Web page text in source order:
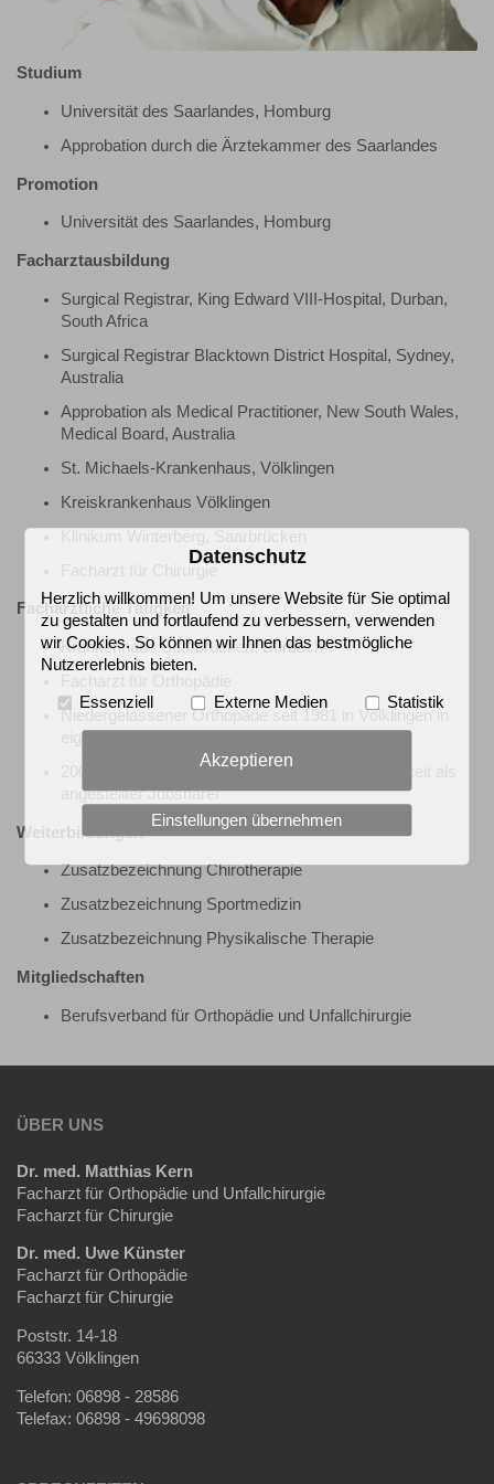
Studium
Universität des Saarlandes, Homburg
Approbation durch die Ärztekammer des Saarlandes
Promotion
Universität des Saarlandes, Homburg
Facharztausbildung
Surgical Registrar, King Edward VIII-Hospital, Durban,
South Africa
Surgical Registrar Blacktown District Hospital, Sydney,
Australia
Approbation als Medical Practitioner, New South Wales,
Medical Board, Australia
St. Michaels-Krankenhaus, Völklingen
Kreiskrankenhaus Völklingen
Fachärztliche Tätigkeit
Krankenhaus Saarbrücken, Burbach
Niedergelassener Orthopäde seit 1981 in Völklingen in
eigener Praxis
2008 Übergabe der Praxis an Dr. Kern und Tätigkeit als
angestellter Jobsharer
Weiterbildungen
Zusatzbezeichnung Chirotherapie
Zusatzbezeichnung Sportmedizin
Zusatzbezeichnung Physikalische Therapie
Mitgliedschaften
Berufsverband für Orthopädie und Unfallchirurgie
ÜBER UNS
Dr. med. Matthias Kern
Facharzt für Orthopädie und Unfallchirurgie
Facharzt für Chirurgie
Dr. med. Uwe Künster
Facharzt für Orthopädie
Facharzt für Chirurgie
Poststr. 14-18
66333 Völklingen
Telefon: 06898 - 28586
Telefax: 06898 - 49698098
Datenschutz
Herzlich willkommen! Um unsere Website für Sie optimal
zu gestalten und fortlaufend zu verbessern, verwenden
wir Cookies. So können wir Ihnen das bestmögliche
Nutzererlebnis bieten.
Essenziell Externe Medien Statistik
Akzeptieren
Einstellungen übernehmen